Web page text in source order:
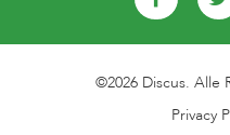
©2026 Discus. Alle
Privacy